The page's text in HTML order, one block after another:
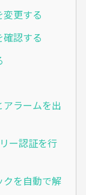
更する
認する
ラームを出
ー認証を行
クを自動で解